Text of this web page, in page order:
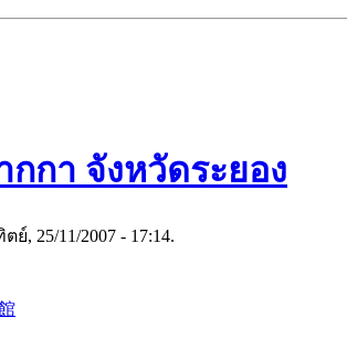
กา จังหวัดระยอง
, 25/11/2007 - 17:14.